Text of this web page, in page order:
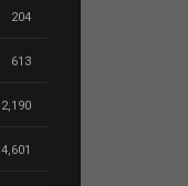
204
613
2,190
4,601